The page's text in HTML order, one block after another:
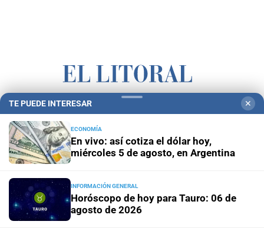
CYD Litoral
Podcasts Mirador Provincial
Notife Educacion SF
TE PUEDE INTERESAR ✕
ECONOMÍA
En vivo: así cotiza el dólar hoy,
miércoles 5 de agosto, en Argentina
INFORMACIÓN GENERAL
Horóscopo de hoy para Tauro: 06 de
agosto de 2026